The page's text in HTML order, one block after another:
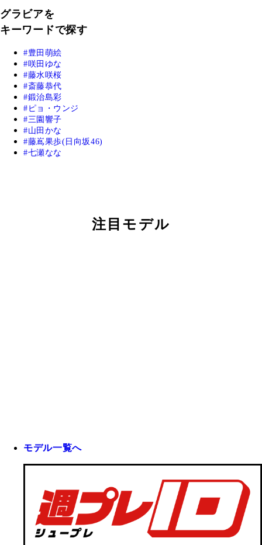
グラビアを
キーワードで探す
豊田萌絵
咲田ゆな
藤水咲桜
斎藤恭代
鍛治島彩
ピョ・ウンジ
三園響子
山田かな
藤嶌果歩(日向坂46)
七瀬なな
注目モデル
モデル一覧へ